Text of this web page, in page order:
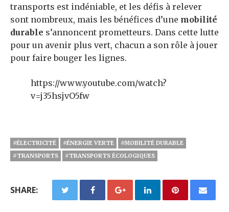
transports est indéniable, et les défis à relever
sont nombreux, mais les bénéfices d’une mobilité
durable s’annoncent prometteurs. Dans cette lutte
pour un avenir plus vert, chacun a son rôle à jouer
pour faire bouger les lignes.
https://www.youtube.com/watch?
v=j35hsjvO5fw
#ÉLECTRICITÉ #ÉNERGIE VERTE
#MOBILITÉ DURABLE
#TRANSPORTS
#TRANSPORTS ÉCOLOGIQUES
SHARE: